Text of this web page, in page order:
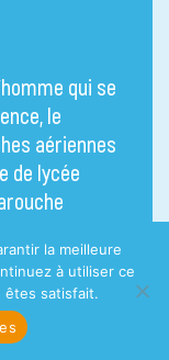
qui se
le
aériennes
de lycée
de
exagérer
il rêve
sans
la meilleure
à utiliser ce
êtes satisfait.